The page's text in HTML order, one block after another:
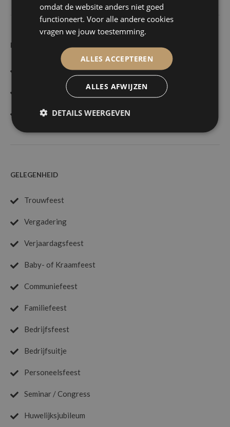
EXTRA'S
Afhaal mogelijk
Bediening mogelijk
Styling / Tafeldecoratie
GELEGENHEID
Trouwfeest
Vergadering
Verjaardagsfeest
Baby- of Kraamfeest
Communiefeest
Familiefeest
Bedrijfsfeest
Bedrijfsuitje
Personeelsfeest
Seminar / Congress
Huwelijksjubileum
omdat de website anders niet goed
functioneert. Voor alle andere cookies
vragen we jouw toestemming.
ALLES ACCEPTEREN
ALLES AFWIJZEN
DETAILS WEERGEVEN